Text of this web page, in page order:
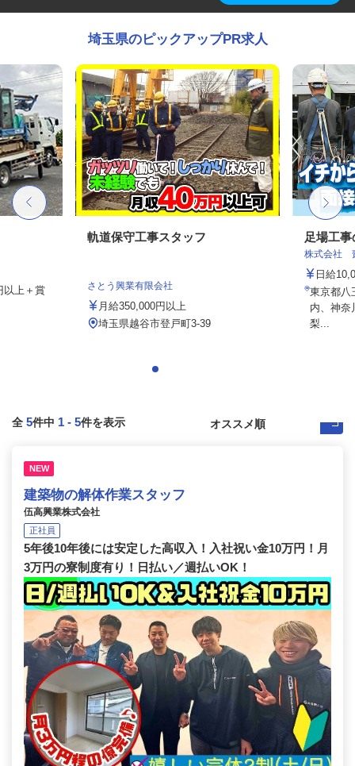
埼玉県のピックアップPR求人
以上＋賞
軌道保守工事スタッフ
さとう興業有限会社
月給350,000円以上
埼玉県越谷市登戸町3-39
足場工
株式会社
日給
東京都八
内、神奈
梨...
全 5件中 1 - 5件を表示
NEW
建築物の解体作業スタッフ
伍高興業株式会社
正社員
5年後10年後には安定した高収入！入社祝い金10万円！月
3万円の寮制度有り！日払い／週払いOK！